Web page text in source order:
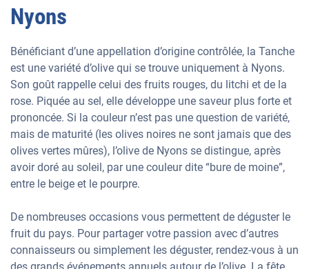
Nyons
Bénéficiant d’une appellation d’origine contrôlée, la Tanche
est une variété d’olive qui se trouve uniquement à Nyons.
Son goût rappelle celui des fruits rouges, du litchi et de la
rose. Piquée au sel, elle développe une saveur plus forte et
prononcée. Si la couleur n’est pas une question de variété,
mais de maturité (les olives noires ne sont jamais que des
olives vertes mûres), l’olive de Nyons se distingue, après
avoir doré au soleil, par une couleur dite “bure de moine”,
entre le beige et le pourpre.
De nombreuses occasions vous permettent de déguster le
fruit du pays. Pour partager votre passion avec d’autres
connaisseurs ou simplement les déguster, rendez-vous à un
des grands événements annuels autour de l’olive. La fête